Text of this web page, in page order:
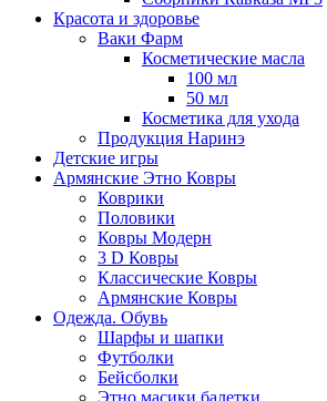
Красота и здоровье
Ваки Фарм
Косметические масла
100 мл
50 мл
Косметика для ухода
Продукция Наринэ
Детские игры
Армянские Этно Ковры
Коврики
Половики
Ковры Модерн
3 D Ковры
Классические Ковры
Армянские Ковры
Одежда. Обувь
Шарфы и шапки
Футболки
Бейсболки
Этно масики балетки